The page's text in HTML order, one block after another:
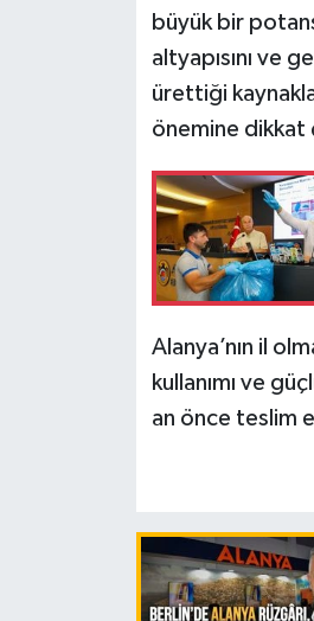
büyük bir
altyapısını ve
ürettiği
önemine dikkat
Alanya’nın il
kullanımı ve
an önce teslim